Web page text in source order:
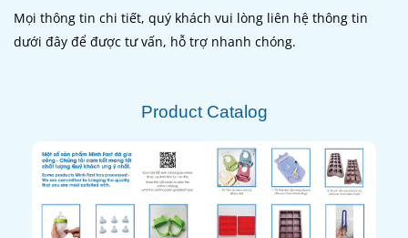
Mọi thông tin chi tiết, quý khách vui lòng liên hệ thông tin
dưới đây để được tư vấn, hỗ trợ nhanh chóng.
Product Catalog